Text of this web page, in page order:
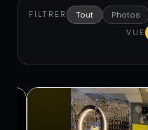
FILTRER Tout Photos
VUE